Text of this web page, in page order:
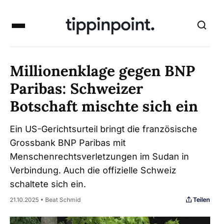
Millionenklage gegen BNP
Paribas: Schweizer
Botschaft mischte sich ein
Ein US-Gerichtsurteil bringt die französische
Grossbank BNP Paribas mit
Menschenrechtsverletzungen im Sudan in
Verbindung. Auch die offizielle Schweiz
schaltete sich ein.
21.10.2025 • Beat Schmid Teilen